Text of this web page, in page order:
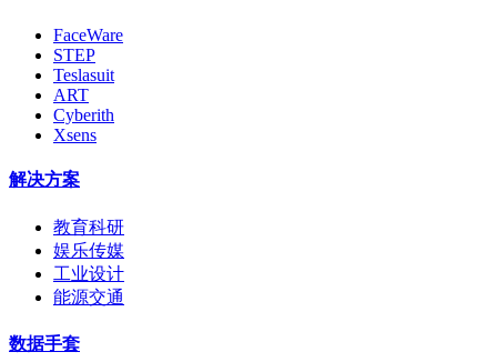
FaceWare
STEP
Teslasuit
ART
Cyberith
Xsens
解决方案
教育科研
娱乐传媒
工业设计
能源交通
数据手套